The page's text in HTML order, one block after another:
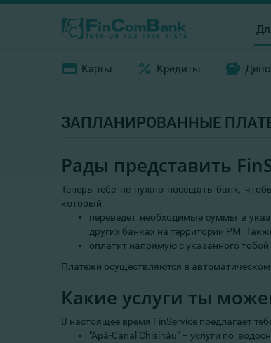
Карты Кредиты
ЗАПЛАНИРОВАННЫЕ
Рады представить
Теперь тебе не нужно посещать банк,
который:
переведет необходимые суммы в
других банках на территории РМ.
оплатит напрямую с указанного
Платежи осуществляются в
Какие услуги ты
В настоящее время FinService предлагает
"Apă-Canal Chisinău" – услуги по